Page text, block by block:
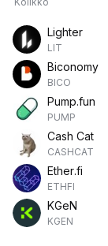
Lighter
LIT
Biconomy
BICO
Pump.fun
PUMP
Cash Cat
CASHCAT
Ether.fi
ETHFI
KGeN
KGEN